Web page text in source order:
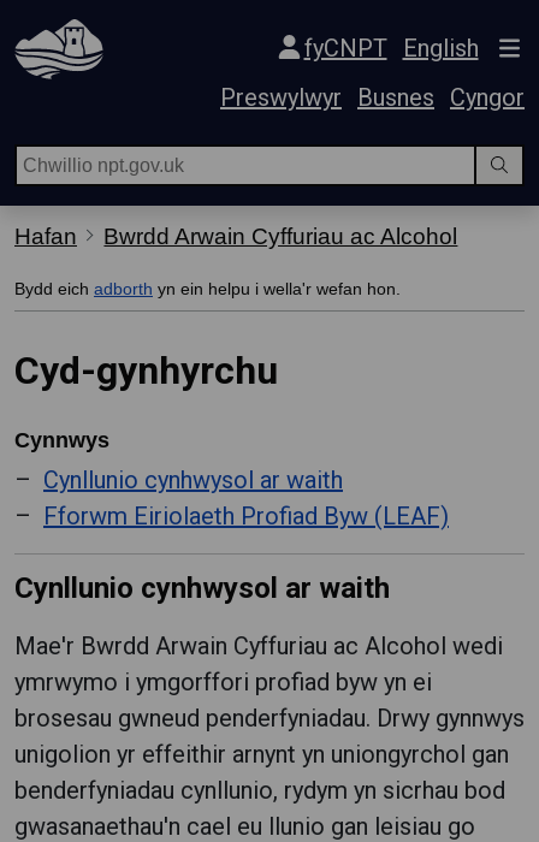
Hepgor gwe-lywio
fyCNPT
English
Preswylwyr
Busnes Cyngor
Hafan Bwrdd Arwain Cyffuriau ac Alcohol
Bydd eich adborth yn ein helpu i wella'r wefan hon.
Cyd-gynhyrchu
Cynnwys
Cynllunio cynhwysol ar waith
Fforwm Eiriolaeth Profiad Byw (LEAF)
Cynllunio cynhwysol ar waith
Mae'r Bwrdd Arwain Cyffuriau ac Alcohol wedi
ymrwymo i ymgorffori profiad byw yn ei
brosesau gwneud penderfyniadau. Drwy gynnwys
unigolion yr effeithir arnynt yn uniongyrchol gan
benderfyniadau cynllunio, rydym yn sicrhau bod
gwasanaethau'n cael eu llunio gan leisiau go